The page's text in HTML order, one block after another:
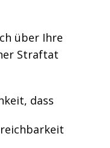
über Ihre
Straftat
dass